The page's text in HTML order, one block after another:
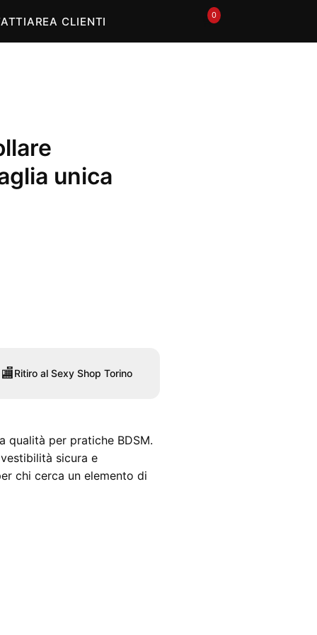
AREA CLIENTI 🛒0
unica
🏬Ritiro al Sexy Shop Torino
qualità per pratiche BDSM.
sicura e
chi cerca un elemento di